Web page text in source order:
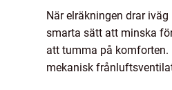
När elräkningen drar
smarta sätt att minska
att tumma på komforten.
mekanisk